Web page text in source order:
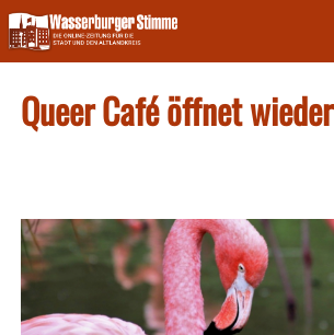
Skip
to
content
Queer Café öffnet wieder